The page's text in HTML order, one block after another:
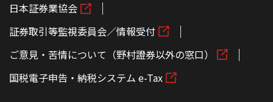
日本証券業協会
証券取引等監視委員会／情報受付
ご意見・苦情について（野村證券以外の窓口）
国税電子申告・納税システム e-Tax